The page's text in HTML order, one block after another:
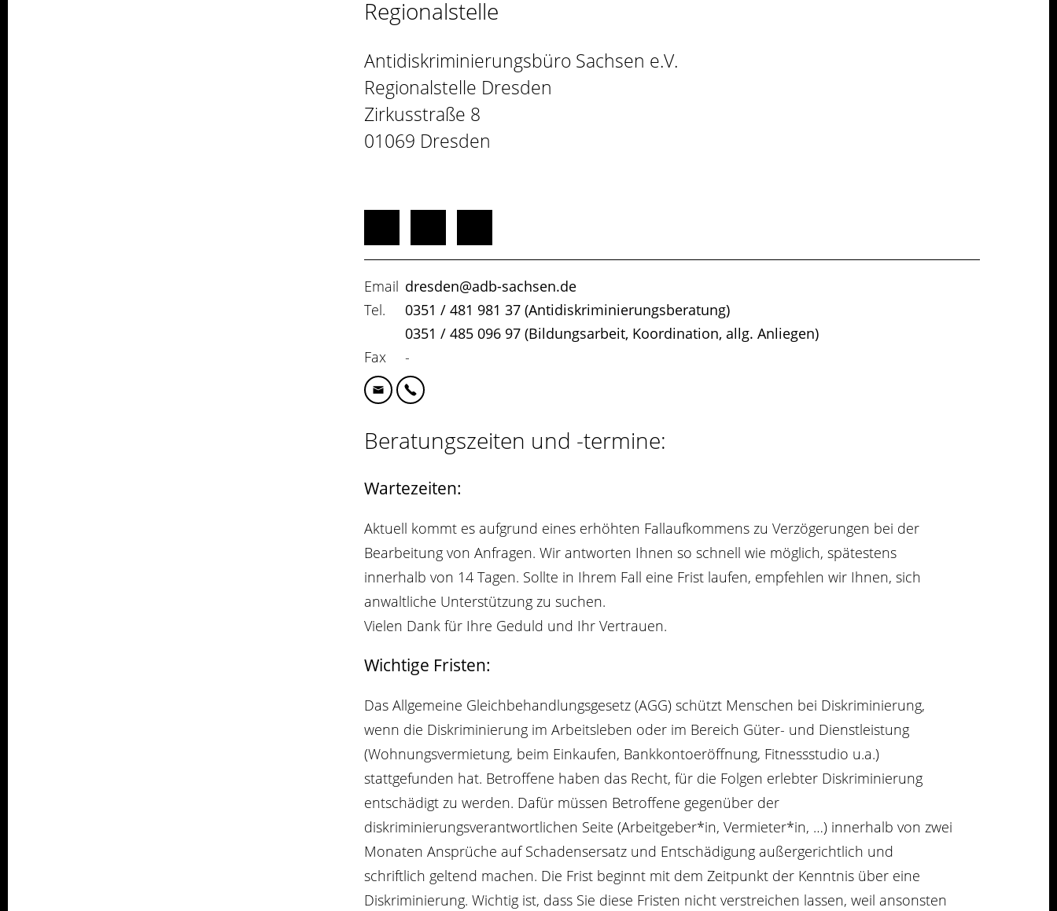
Regionalstelle
Antidiskriminierungsbüro Sachsen e.V.
Regionalstelle Dresden
Zirkusstraße 8
01069 Dresden
Email dresden@adb-sachsen.de
Tel.
0351 / 481 981 37 (Antidiskriminierungsberatung)
0351 / 485 096 97 (Bildungsarbeit, Koordination, allg. Anliegen)
Fax
-
Email: dresden@adb-sachsen.de
Beratungszeiten und -termine:
Wartezeiten:
Aktuell kommt es aufgrund eines erhöhten Fallaufkommens zu Verzögerungen bei der
Bearbeitung von Anfragen. Wir antworten Ihnen so schnell wie möglich, spätestens
innerhalb von 14 Tagen. Sollte in Ihrem Fall eine Frist laufen, empfehlen wir Ihnen, sich
anwaltliche Unterstützung zu suchen.
Vielen Dank für Ihre Geduld und Ihr Vertrauen.
Wichtige Fristen:
Das Allgemeine Gleichbehandlungsgesetz (AGG) schützt Menschen bei Diskriminierung,
wenn die Diskriminierung im Arbeitsleben oder im Bereich Güter- und Dienstleistung
(Wohnungsvermietung, beim Einkaufen, Bankkontoeröffnung, Fitnessstudio u.a.)
stattgefunden hat. Betroffene haben das Recht, für die Folgen erlebter Diskriminierung
entschädigt zu werden. Dafür müssen Betroffene gegenüber der
diskriminierungsverantwortlichen Seite (Arbeitgeber*in, Vermieter*in, …) innerhalb von zwei
Monaten Ansprüche auf Schadensersatz und Entschädigung außergerichtlich und
schriftlich geltend machen. Die Frist beginnt mit dem Zeitpunkt der Kenntnis über eine
Diskriminierung. Wichtig ist, dass Sie diese Fristen nicht verstreichen lassen, weil ansonsten